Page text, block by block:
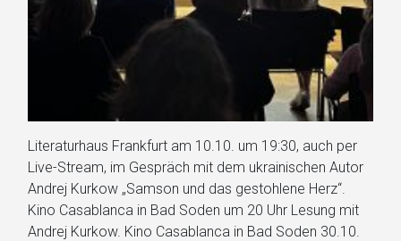
Literaturhaus Frankfurt am 10.10. um 19:30, auch per
Live-Stream, im Gespräch mit dem ukrainischen Autor
Andrej Kurkow „Samson und das gestohlene Herz“.
Kino Casablanca in Bad Soden um 20 Uhr Lesung mit
Andrej Kurkow. Kino Casablanca in Bad Soden 30.10.